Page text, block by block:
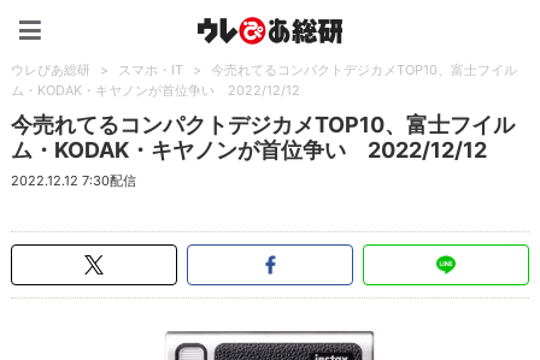
ウレぴあ総研 > スマホ・IT >
今売れてるコンパクトデジカメTOP10、富士フイル
ム・KODAK・キヤノンが首位争い 2022/12/12
今売れてるコンパクトデジカメTOP10、富士フイル
ム・KODAK・キヤノンが首位争い 2022/12/12
2022.12.12 7:30配信